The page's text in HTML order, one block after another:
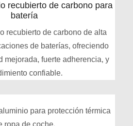
recubierto de carbono para
batería
recubierto de carbono de alta
de baterías, ofreciendo
mejorada, fuerte adherencia, y
confiable.